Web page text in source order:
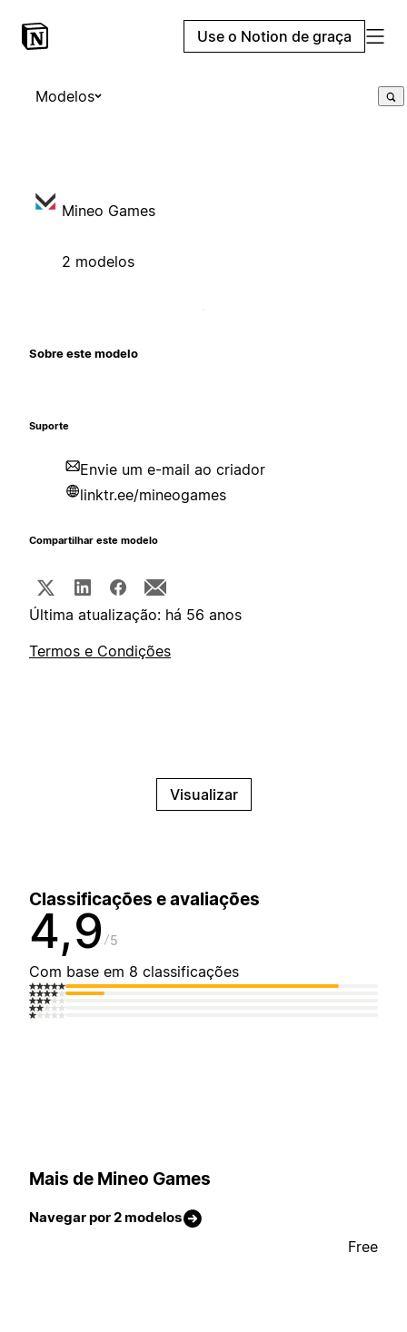
Use o Notion de graça
Modelos
Mineo Games
2 modelos
Sobre este modelo
Suporte
Envie um e-mail ao criador
linktr.ee/mineogames
Compartilhar este modelo
Última atualização: há 56 anos
Termos e Condições
Visualizar
Classificações e avaliações
4,9 5
Com base em 8 classificações
Mais de Mineo Games
Navegar por 2 modelos
Free